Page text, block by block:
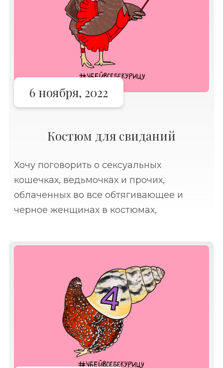
6 ноября, 2022
Костюм для свиданий
Хочу поговорить о сексуальных
кошечках, ведьмочках и прочих,
облаченных во все обтягивающее и
черное женщинах в костюмах,
сетей. В мирное время в